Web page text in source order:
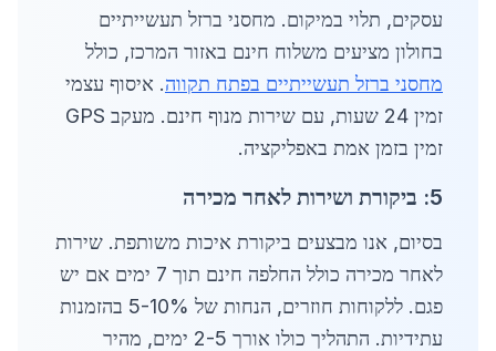
עסקים, תלוי במיקום. מחסני ברזל תעשייתיים
בחולון מציעים משלוח חינם באזור המרכז, כולל
מחסני ברזל תעשייתיים בפתח תקווה. איסוף עצמי
זמין 24 שעות, עם שירות מנוף חינם. מעקב GPS
זמין בזמן אמת באפליקציה.
5: ביקורת ושירות לאחר מכירה
בסיום, אנו מבצעים ביקורת איכות משותפת. שירות
לאחר מכירה כולל החלפה חינם תוך 7 ימים אם יש
פגם. ללקוחות חוזרים, הנחות של 5-10% בהזמנות
עתידיות. התהליך כולו אורך 2-5 ימים, מהיר